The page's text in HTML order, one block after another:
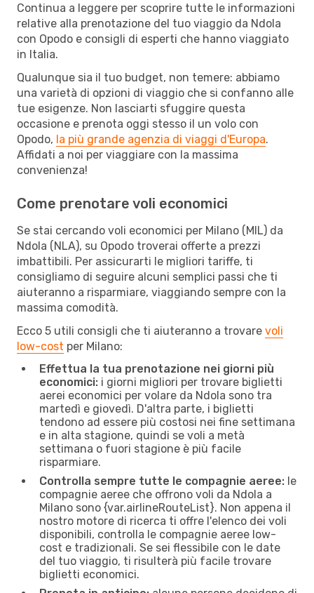
Continua a leggere per scoprire tutte le informazioni
relative alla prenotazione del tuo viaggio da Ndola
con Opodo e consigli di esperti che hanno viaggiato
in Italia.
Qualunque sia il tuo budget, non temere: abbiamo
una varietà di opzioni di viaggio che si confanno alle
tue esigenze. Non lasciarti sfuggire questa
occasione e prenota oggi stesso il un volo con
Opodo, la più grande agenzia di viaggi d'Europa.
Affidati a noi per viaggiare con la massima
convenienza!
Come prenotare voli economici
Se stai cercando voli economici per Milano (MIL) da
Ndola (NLA), su Opodo troverai offerte a prezzi
imbattibili. Per assicurarti le migliori tariffe, ti
consigliamo di seguire alcuni semplici passi che ti
aiuteranno a risparmiare, viaggiando sempre con la
massima comodità.
Ecco 5 utili consigli che ti aiuteranno a trovare voli
low-cost per Milano:
Effettua la tua prenotazione nei giorni più
economici: i giorni migliori per trovare biglietti
aerei economici per volare da Ndola sono tra
martedì e giovedì. D'altra parte, i biglietti
tendono ad essere più costosi nei fine settimana
e in alta stagione, quindi se voli a metà
settimana o fuori stagione è più facile
risparmiare.
Controlla sempre tutte le compagnie aeree: le
compagnie aeree che offrono voli da Ndola a
Milano sono {​var.airlineRouteList}. Non appena il
nostro motore di ricerca ti offre l'elenco dei voli
disponibili, controlla le compagnie aeree low-
cost e tradizionali. Se sei flessibile con le date
del tuo viaggio, ti risulterà più facile trovare
biglietti economici.